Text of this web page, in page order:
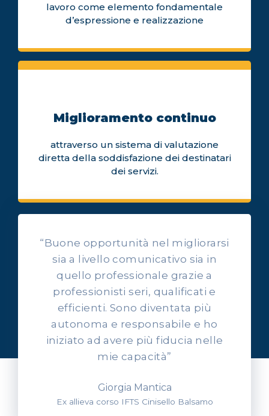
lavoro come elemento fondamentale
d’espressione e realizzazione
Miglioramento continuo
attraverso un sistema di valutazione
diretta della soddisfazione dei destinatari
dei servizi.
OPINIONI DEI NOSTRI ALLIEVI
Ascolta l'esperienza dei
nostri allievi
“Buone opportunità nel migliorarsi
sia a livello comunicativo sia in
quello professionale grazie a
professionisti seri, qualificati e
efficienti. Sono diventata più
autonoma e responsabile e ho
iniziato ad avere più fiducia nelle
mie capacità”
Giorgia Mantica
Ex allieva corso IFTS Cinisello Balsamo